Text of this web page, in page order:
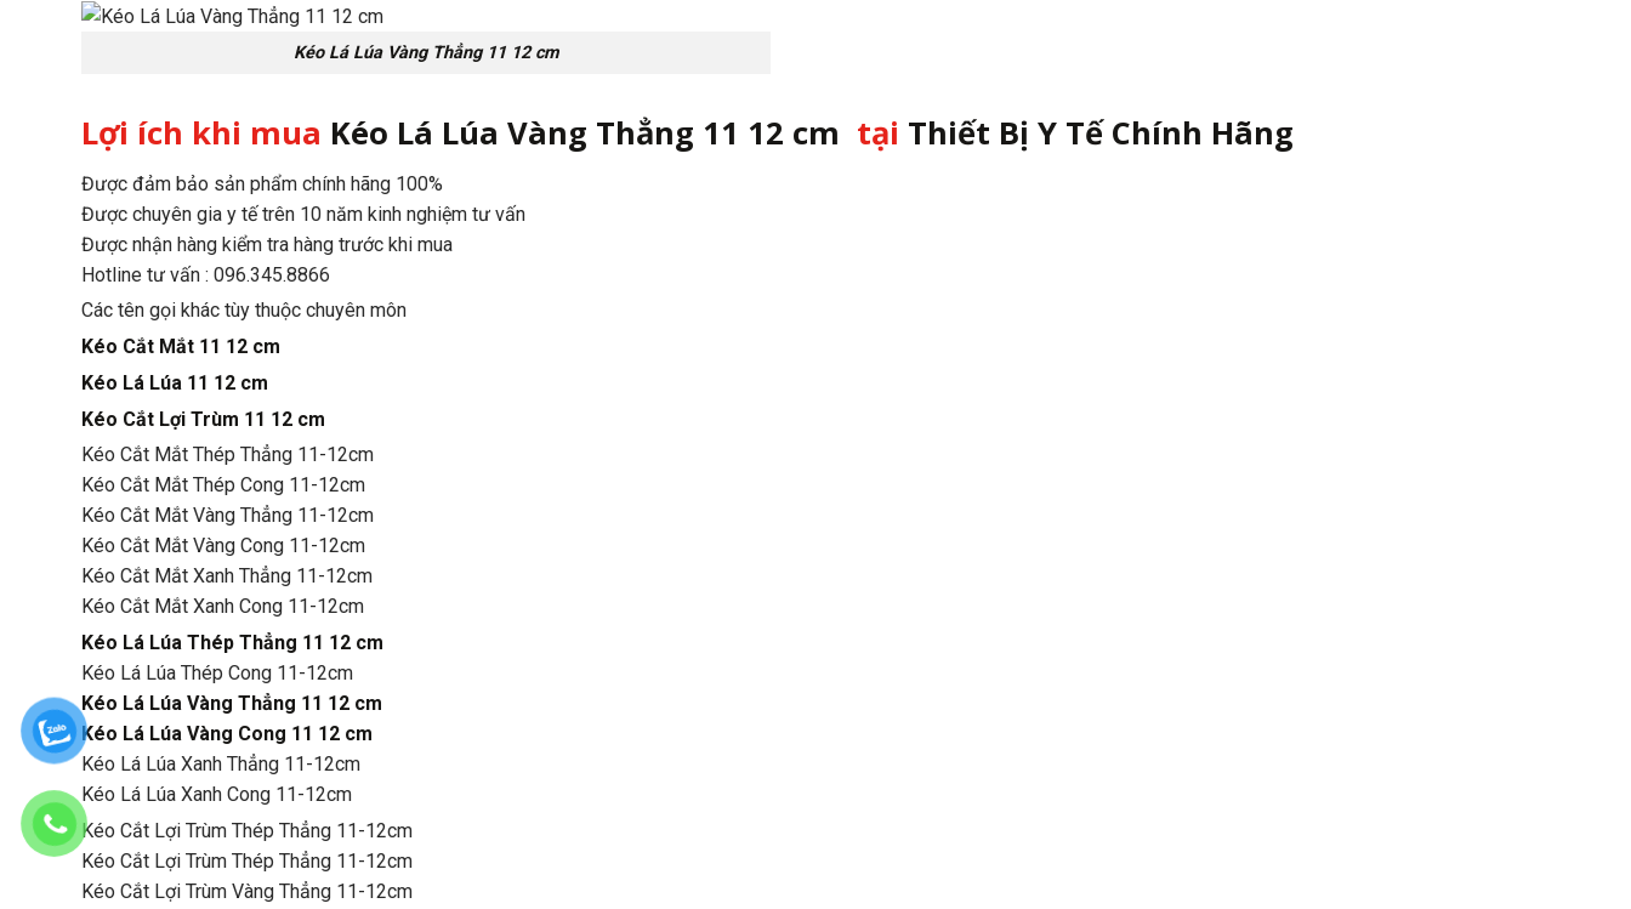
Kéo Lá Lúa Vàng Thẳng 11 12 cm
Lợi ích khi mua Kéo Lá Lúa Vàng Thẳng 11 12 cm tại Thiết Bị Y Tế Chính Hãng
Được đảm bảo sản phẩm chính hãng 100%
Được chuyên gia y tế trên 10 năm kinh nghiệm tư vấn
Được nhận hàng kiểm tra hàng trước khi mua
Hotline tư vấn : 096.345.8866
Các tên gọi khác tùy thuộc chuyên môn
Kéo Cắt Mắt 11 12 cm
Kéo Lá Lúa 11 12 cm
Kéo Cắt Lợi Trùm 11 12 cm
Kéo Cắt Mắt Thép Thẳng 11-12cm
Kéo Cắt Mắt Thép Cong 11-12cm
Kéo Cắt Mắt Vàng Thẳng 11-12cm
Kéo Cắt Mắt Vàng Cong 11-12cm
Kéo Cắt Mắt Xanh Thẳng 11-12cm
Kéo Cắt Mắt Xanh Cong 11-12cm
Kéo Lá Lúa Thép Thẳng 11 12 cm
Kéo Lá Lúa Thép Cong 11-12cm
Kéo Lá Lúa Vàng Thẳng 11 12 cm
Kéo Lá Lúa Vàng Cong 11 12 cm
Kéo Lá Lúa Xanh Thẳng 11-12cm
Kéo Lá Lúa Xanh Cong 11-12cm
Kéo Cắt Lợi Trùm Thép Thẳng 11-12cm
Kéo Cắt Lợi Trùm Thép Thẳng 11-12cm
Kéo Cắt Lợi Trùm Vàng Thẳng 11-12cm